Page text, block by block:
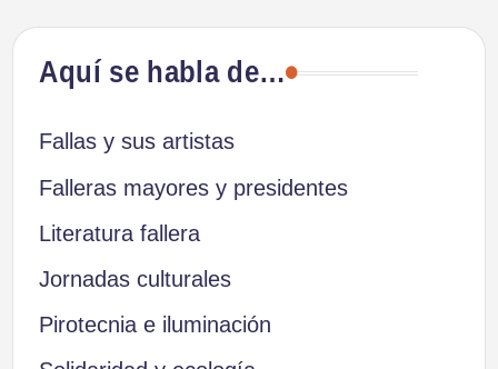
Aquí se habla de…
Fallas y sus artistas
Falleras mayores y presidentes
Literatura fallera
Jornadas culturales
Pirotecnia e iluminación